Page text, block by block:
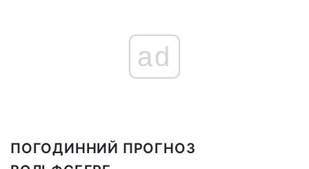
ad
ПОГОДИННИЙ ПРОГНОЗ